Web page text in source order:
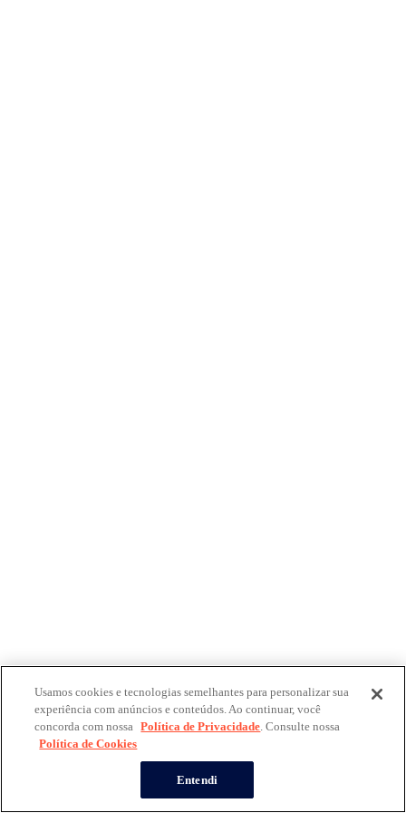
Usamos cookies e tecnologias semelhantes para personalizar sua
experiência com anúncios e conteúdos. Ao continuar, você
concorda com nossa Política de Privacidade. Consulte nossa
Política de Cookies
Entendi